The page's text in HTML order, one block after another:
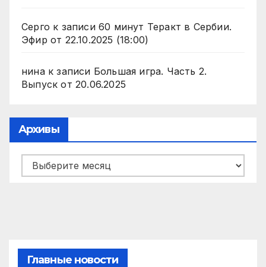
Серго к записи 60 минут Теракт в Сербии.
Эфир от 22.10.2025 (18:00)
нинак записи Большая игра. Часть 2.
Выпуск от 20.06.2025
Архивы
Архивы
Главные новости